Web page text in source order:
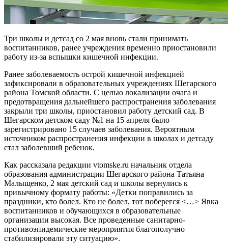
Три школы и детсад со 2 мая вновь стали принимать
воспитанников, ранее учреждения временно приостановили
работу из-за вспышки кишечной инфекции.
Ранее заболеваемость острой кишечной инфекцией
зафиксировали в образовательных учреждениях Шегарского
района Томской области. С целью локализации очага и
предотвращения дальнейшего распространения заболевания
закрыли три школы, приостановил работу детский сад. В
Шегарском детском саду №1 на 15 апреля было
зарегистрировано 15 случаев заболевания. Вероятным
источником распространения инфекции в школах и детсаду
стал заболевший ребенок.
Как рассказала редакции vtomske.ru начальник отдела
образования администрации Шегарского района Татьяна
Малыщенко, 2 мая детский сад и школы вернулись к
привычному формату работы: «Детки поправились за
праздники, кто болел. Кто не болел, тот поберегся <…> Явка
воспитанников и обучающихся в образовательные
организации высокая. Все проведенные санитарно-
противоэпидемические мероприятия благополучно
стабилизировали эту ситуацию».